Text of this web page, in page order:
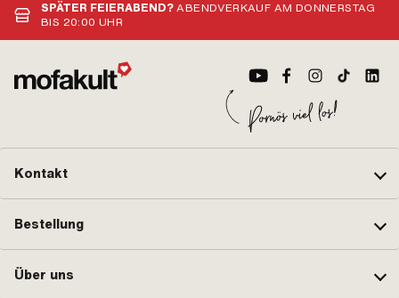
SPÄTER FEIERABEND?ABENDVERKAUF AM DONNERSTAG
BIS 20:00 UHR
Kontakt
Bestellung
Über uns